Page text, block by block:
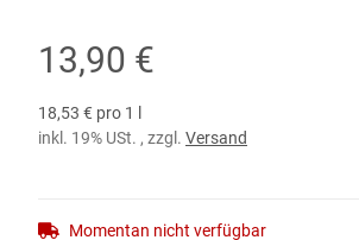
13,90 €
18,53 € pro 1 l
inkl. 19% USt. , zzgl. Versand
Momentan nicht verfügbar